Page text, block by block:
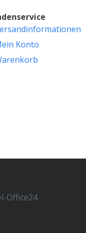
Konto
Office24